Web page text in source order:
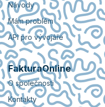
Návody
Mám problém
API pro vývojáře
FakturaOnline
O společnosti
Kontakty